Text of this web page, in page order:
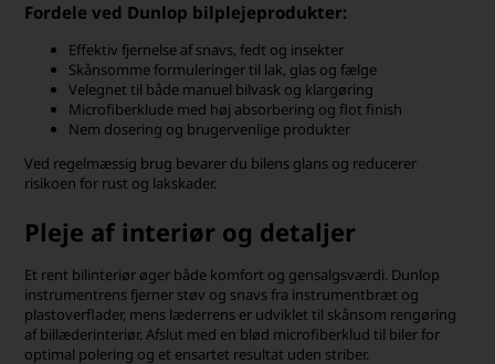
Fordele ved Dunlop bilplejeprodukter:
Effektiv fjernelse af snavs, fedt og insekter
Skånsomme formuleringer til lak, glas og fælge
Velegnet til både manuel bilvask og klargøring
Microfiberklude med høj absorbering og flot finish
Nem dosering og brugervenlige produkter
Ved regelmæssig brug bevarer du bilens glans og reducerer
risikoen for rust og lakskader.
Pleje af interiør og detaljer
Et rent bilinteriør øger både komfort og gensalgsværdi. Dunlop
instrumentrens fjerner støv og snavs fra instrumentbræt og
plastoverflader, mens læderrens er udviklet til skånsom rengøring
af billæderinteriør. Afslut med en blød microfiberklud til biler for
optimal polering og et ensartet resultat uden striber.